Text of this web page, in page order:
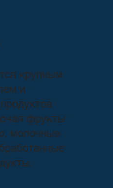
крупным
и
фрукты
молочные